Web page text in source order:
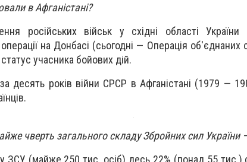
в Афганістані?
російських військ у східні області
на Донбасі (сьогодні — Операція об'єднаних
учасника бойових дій.
десять років війни СРСР в Афганістані (1979 —
чверть загального складу Збройних сил України
ЗСУ (майже 250 тис. осіб) десь 22% (понад55 тис.)